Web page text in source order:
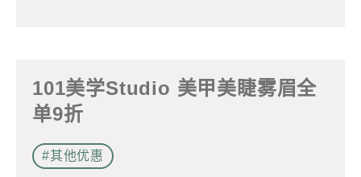
電話
101美学Studio 美甲美睫雾眉全
单9折
#其他优惠